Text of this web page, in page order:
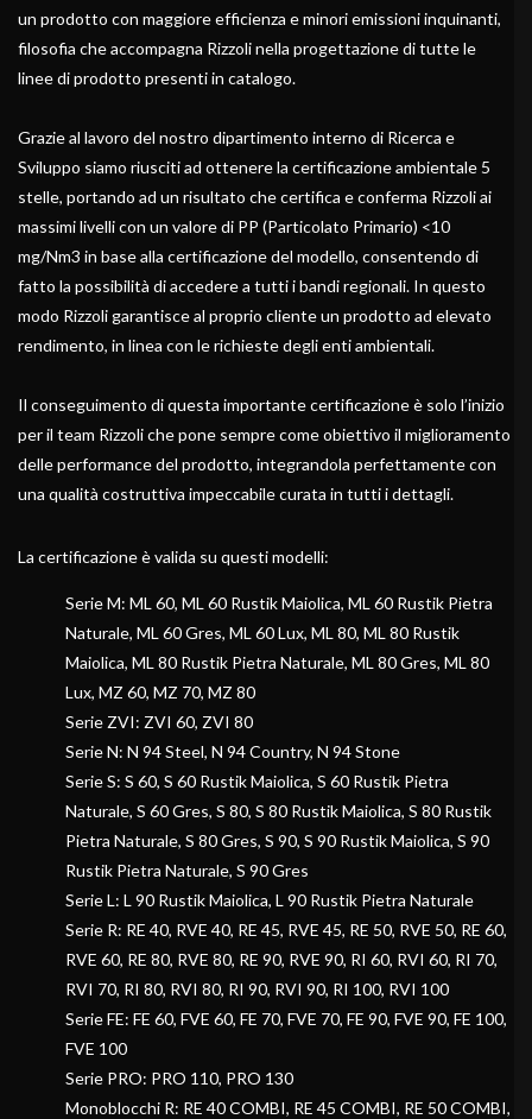
un prodotto con maggiore efficienza e minori emissioni inquinanti,
filosofia che accompagna Rizzoli nella progettazione di tutte le
linee di prodotto presenti in catalogo.
Grazie al lavoro del nostro dipartimento interno di Ricerca e
Sviluppo siamo riusciti ad ottenere la certificazione ambientale 5
stelle, portando ad un risultato che certifica e conferma Rizzoli ai
massimi livelli con un valore di PP (Particolato Primario) <10
mg/Nm3 in base alla certificazione del modello, consentendo di
fatto la possibilità di accedere a tutti i bandi regionali. In questo
modo Rizzoli garantisce al proprio cliente un prodotto ad elevato
rendimento, in linea con le richieste degli enti ambientali.
Il conseguimento di questa importante certificazione è solo l’inizio
per il team Rizzoli che pone sempre come obiettivo il miglioramento
delle performance del prodotto, integrandola perfettamente con
una qualità costruttiva impeccabile curata in tutti i dettagli.
La certificazione è valida su questi modelli:
Serie M: ML 60, ML 60 Rustik Maiolica, ML 60 Rustik Pietra
Naturale, ML 60 Gres, ML 60 Lux, ML 80, ML 80 Rustik
Maiolica, ML 80 Rustik Pietra Naturale, ML 80 Gres, ML 80
Lux, MZ 60, MZ 70, MZ 80
Serie ZVI: ZVI 60, ZVI 80
Serie N: N 94 Steel, N 94 Country, N 94 Stone
Serie S: S 60, S 60 Rustik Maiolica, S 60 Rustik Pietra
Naturale, S 60 Gres, S 80, S 80 Rustik Maiolica, S 80 Rustik
Pietra Naturale, S 80 Gres, S 90, S 90 Rustik Maiolica, S 90
Rustik Pietra Naturale, S 90 Gres
Serie L: L 90 Rustik Maiolica, L 90 Rustik Pietra Naturale
Serie R: RE 40, RVE 40, RE 45, RVE 45, RE 50, RVE 50, RE 60,
RVE 60, RE 80, RVE 80, RE 90, RVE 90, RI 60, RVI 60, RI 70,
RVI 70, RI 80, RVI 80, RI 90, RVI 90, RI 100, RVI 100
Serie FE: FE 60, FVE 60, FE 70, FVE 70, FE 90, FVE 90, FE 100,
FVE 100
Serie PRO: PRO 110, PRO 130
Monoblocchi R: RE 40 COMBI, RE 45 COMBI, RE 50 COMBI,